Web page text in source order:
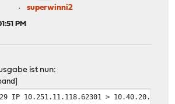
superwinni2
PM
ist nun:
IP 10.251.11.118.62301 >